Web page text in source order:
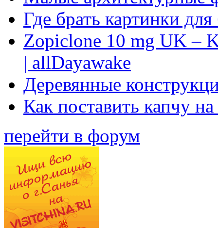
Где брать картинки
Zopiclone 10 mg UK –
| allDayawake
Деревянные
Как поставить капчу
перейти в форум